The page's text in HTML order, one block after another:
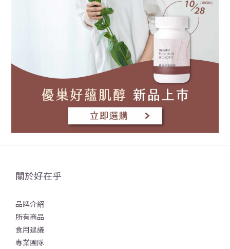
關於好在乎
品牌介紹
所有商品
食用建議
專業團隊